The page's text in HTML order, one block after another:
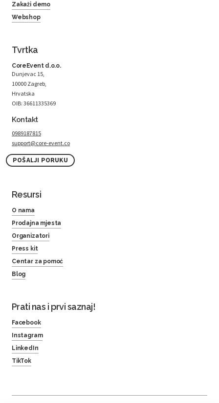
Zakaži demo
Webshop
Tvrtka
CoreEvent d.o.o.
Dunjevac 15,
10000 Zagreb,
Hrvatska
OIB: 36611335369
Kontakt
0989187815
support@core-event.co
POŠALJI PORUKU
Resursi
O nama
Prodajna mjesta
Organizatori
Press kit
Centar za pomoć
Blog
Prati nas i prvi saznaj!
Facebook
Instagram
LinkedIn
TikTok